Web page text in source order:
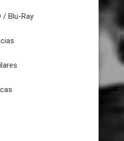
/ Blu-Ray